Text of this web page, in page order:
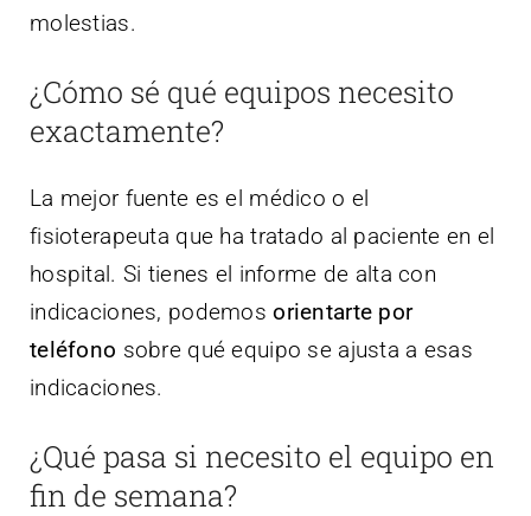
molestias.
¿Cómo sé qué equipos necesito
exactamente?
La mejor fuente es el médico o el
fisioterapeuta que ha tratado al paciente en el
hospital. Si tienes el informe de alta con
indicaciones, podemosorientarte por
teléfono sobre qué equipo se ajusta a esas
indicaciones.
¿Qué pasa si necesito el equipo en
fin de semana?